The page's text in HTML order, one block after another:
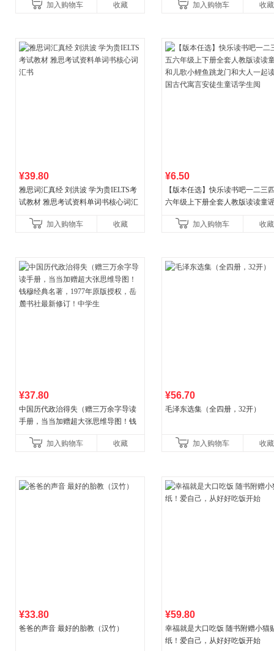
加入购物车
收藏 加入购物车 收藏
¥39.80
雅思词汇真经 刘洪波 学为贵IELTS考
试教材 雅思考试资料单词书核心词汇
加入购物车
收藏
¥6.50
【版本任选】快乐读书吧一二三
六年级上下册全套人教版读读童
古代寓言安徒生童话学生阅
加入购物车 收藏
¥37.80
中国历代政治得失（赠三万余字导读
手册，当当加赠超大张思维导图！钱
书社最新修订！中学生
加入购物车 收藏
¥56.70
毛泽东选集（全四册，32开）
加入购物车 收藏
¥33.80
爸爸的声音 最好的胎教（汉竹）
¥59.80
幸福就是大口吃饭 随书附赠小猫
纸！爱自己，从好好吃饭开始